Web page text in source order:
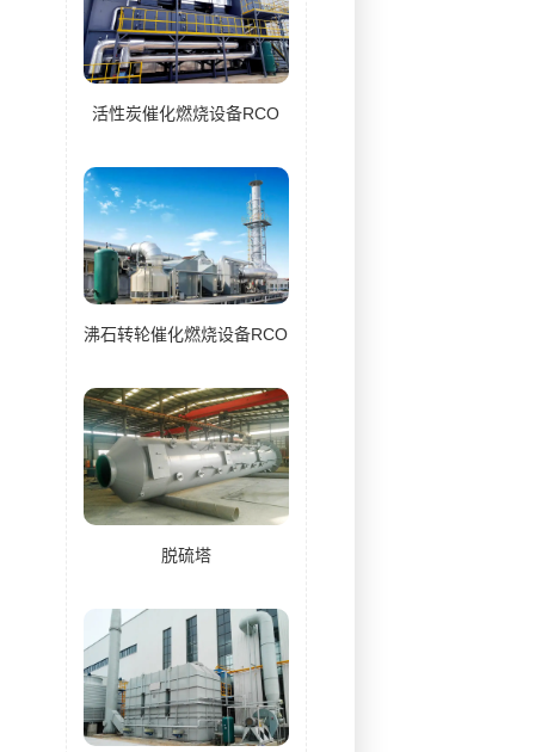
活性炭催化燃烧设备RCO
沸石转轮催化燃烧设备RCO
脱硫塔